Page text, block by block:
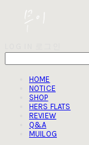
HOME
NOTICE
SHOP
HERS FLATS
REVIEW
Q&A
MUILOG